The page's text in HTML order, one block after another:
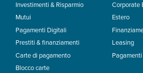
Investimenti & Risparmio
Mutui
Pagamenti Digitali
Prestiti & finanziamenti
Carte di pagamento
Blocco carte
Corporate
Estero
Leasing